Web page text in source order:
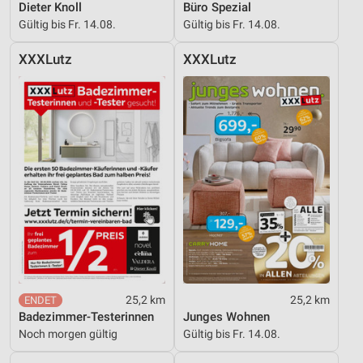
Dieter Knoll
Gültig bis Fr. 14.08.
Büro Spezial
Gültig bis Fr. 14.08.
XXXLutz
25,2 km
Badezimmer-Testerinnen
Noch morgen gültig
XXXLutz
25,2 km
Junges Wohnen
Gültig bis Fr. 14.08.
Verwendung von Profilen zur Auswahl
personalisierter Inhalte
Messung der Werbeleistung
Messung der Performance von Inhalten
Analyse von Zielgruppen durch Statistiken oder
Kombinationen von Daten aus verschiedenen
Quellen
Entwicklung und Verbesserung der Angebote
Verwendung reduzierter Daten zur Auswahl von
Inhalten
IAB-Besonderheiten:
Verwendung genauer Standortdaten
Geräte anhand von aktiv angeforderten
Informationen identifizieren